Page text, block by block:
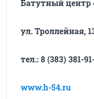
ул. Троллейная,
тел.: 8 (383) 381-
www.h-54.ru